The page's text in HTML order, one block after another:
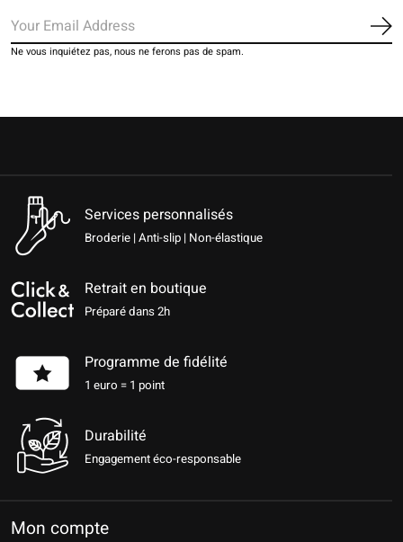
Ne vous inquiétez pas, nous ne ferons pas de spam.
Services personnalisés
Broderie | Anti-slip | Non-élastique
Retrait en boutique
Préparé dans 2h
Programme de fidélité
1 euro = 1 point
Durabilité
Engagement éco-responsable
Mon compte